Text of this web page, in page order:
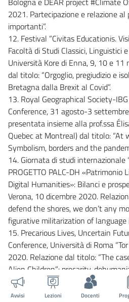
2021. Partecipazione e relazione al
importanti”.
12. Festival “Civitas Educationis.
Facoltà di Studi Classici, Linguistici
Università Kore di Enna, 9, 10 e
dal titolo: “Orgoglio, pregiudizio e
Bretagna dalla Brexit al Covid”.
13. Royal Geographical Society-
Conference, 31 agosto-3
presentata insieme alla prof.ssa
Quebec at Montreal) dal titolo: “At
Symbolism, borders and the
14. Giornata di studi internazionale
PROGETTO PALC-DH «Patrimonio
Digital Humanities»: Bilanci e
Verona, 10 dicembre 2020.
defend the shores, we don’t any
figurative militarization of
15. Precarious Lives, Uncertain
Conference, Università di Roma
2020. Relazione dal titolo: “The
Alien Children”: precarity,
immigration in the age of Trump”.
16. A-MODE International
Avvisi Lezioni Docenti